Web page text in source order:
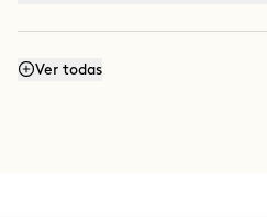
¿Funciona aunque no cuide
Ver todas